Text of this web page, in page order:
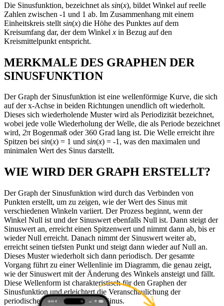
Die Sinusfunktion, bezeichnet als sin(x), bildet Winkel auf reelle
Zahlen zwischen -1 und 1 ab. Im Zusammenhang mit einem
Einheitskreis stellt sin(x) die Höhe des Punktes auf dem
Kreisumfang dar, der dem Winkel x in Bezug auf den
Kreismittelpunkt entspricht.
MERKMALE DES GRAPHEN DER
SINUSFUNKTION
Der Graph der Sinusfunktion ist eine wellenförmige Kurve, die sich
auf der x-Achse in beiden Richtungen unendlich oft wiederholt.
Dieses sich wiederholende Muster wird als Periodizität bezeichnet,
wobei jede volle Wiederholung der Welle, die als Periode bezeichnet
wird, 2πBogenmaß oder 360 Grad lang ist. Die Welle erreicht ihre
Spitzen bei sin(x) = 1 und sin(x) = -1, was den maximalen und
minimalen Wert des Sinus darstellt.
WIE WIRD DER GRAPH ERSTELLT?
Der Graph der Sinusfunktion wird durch das Verbinden von
Punkten erstellt, um zu zeigen, wie der Wert des Sinus mit
verschiedenen Winkeln variiert. Der Prozess beginnt, wenn der
Winkel Null ist und der Sinuswert ebenfalls Null ist. Dann steigt der
Sinuswert an, erreicht einen Spitzenwert und nimmt dann ab, bis er
wieder Null erreicht. Danach nimmt der Sinuswert weiter ab,
erreicht seinen tiefsten Punkt und steigt dann wieder auf Null an.
Dieses Muster wiederholt sich dann periodisch. Der gesamte
Vorgang führt zu einer Wellenlinie im Diagramm, die genau zeigt,
wie der Sinuswert mit der Änderung des Winkels ansteigt und fällt.
Diese Wellenform ist charakteristisch für den Graphen der
Sinusfunktion und erleichtert die Veranschaulichung der
periodischen Eigenschaften des Sinus.